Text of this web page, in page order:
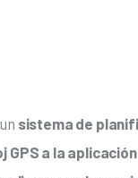
sistema de
GPS a la aplicación